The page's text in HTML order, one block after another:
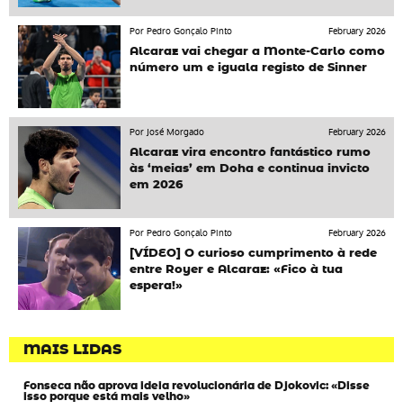
Por Pedro Gonçalo Pinto
February 2026
Alcaraz vai chegar a Monte-Carlo como
número um e iguala registo de Sinner
Por José Morgado
February 2026
Alcaraz vira encontro fantástico rumo
às ‘meias’ em Doha e continua invicto
em 2026
Por Pedro Gonçalo Pinto
February 2026
[VÍDEO] O curioso cumprimento à rede
entre Royer e Alcaraz: «Fico à tua
espera!»
MAIS LIDAS
Fonseca não aprova ideia revolucionária de Djokovic: «Disse
isso porque está mais velho»